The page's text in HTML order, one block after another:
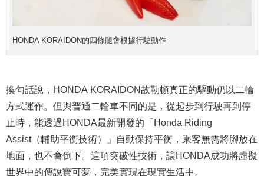
HONDA KORAIDON的四條腿會根據行駛動作
換句話說，HONDA KORAIDON故勒頓真正的驅動仍以二輪
方式運作。但與普通二輪車不同的是，從起步到行駛再到停
止時，能透過HONDA最新開發的「Honda Riding
Assist（輔助平衡技術）」自動保持平衡，乘客無需將腳放在
地面，也不會倒下。這項突破性技術，讓HONDA成功將虛擬
世界中的傳說寶可夢，完美實現在現實生活中。